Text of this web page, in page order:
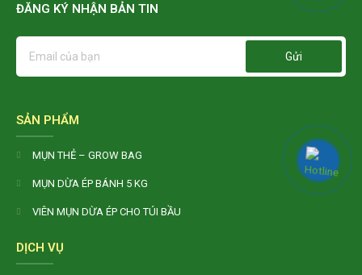
ĐĂNG KÝ NHẬN BẢN TIN
Gửi
SẢN PHẨM
MỤN THẺ – GROW BAG
MỤN DỪA ÉP BÁNH 5 KG
VIÊN MỤN DỪA ÉP CHO TÚI BẦU
DỊCH VỤ